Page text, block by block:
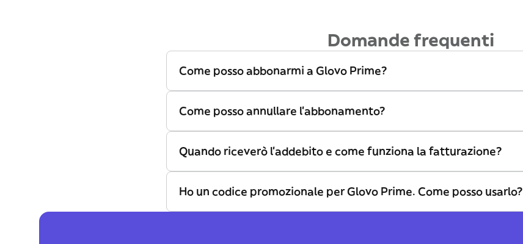
Domande frequenti
Come posso abbonarmi a Glovo Prime?
Come posso annullare l’abbonamento?
Quando riceverò l’addebito e come funziona la fatturazione?
Ho un codice promozionale per Glovo Prime. Come posso usarlo?